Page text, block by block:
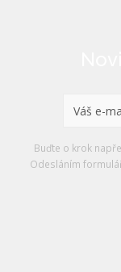
Buďte o krok
Odesláním